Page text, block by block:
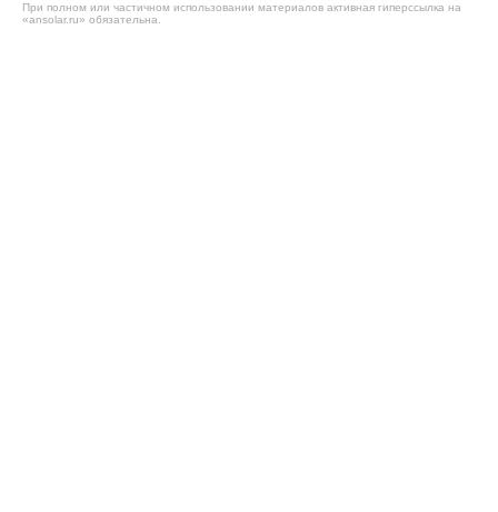
При полном или частичном использовании материалов активная гиперссылка на
«ansolar.ru» обязательна.